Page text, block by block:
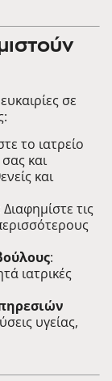
σε
το ιατρείο
και
και
Διαφημίστε τις
:
ιατρικές
υγείας,